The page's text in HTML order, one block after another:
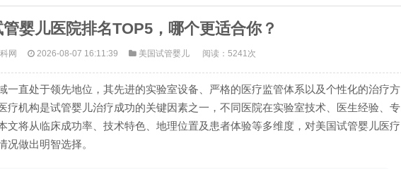
婴儿医院排名TOP5，哪个更适合你？
网 2026-08-07 16:11:39 美国试管婴儿 阅读：5241次
一直处于领先地位，其先进的实验室设备、严格的医疗监管体系以及个性化的治疗方
疗机构是试管婴儿治疗成功的关键因素之一，不同医院在实验室技术、医生经验、专
文将从临床成功率、技术特色、地理位置及患者体验等多维度，对美国试管婴儿医疗
况做出明智选择。